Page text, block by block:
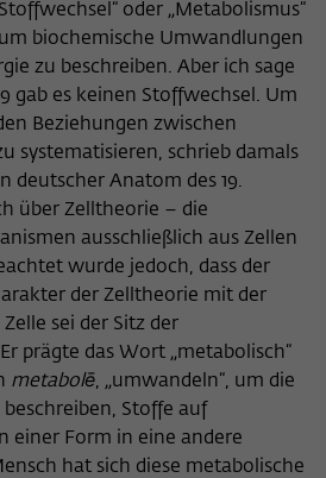
oder „Metabolismus“
biochemische Umwandlungen
zu beschreiben. Aber ich sage
gab es keinen Stoffwechsel. Um
Beziehungen zwischen
systematisieren, schrieb damals
deutscher Anatom des 19.
über Zelltheorie – die
ausschließlich aus Zellen
wurde jedoch, dass der
der Zelltheorie mit der
Zelle sei der Sitz der
prägte das Wort „metabolisch“
metabolē, „umwandeln“, um die
Stoffe auf
einer Form in eine andere
hat sich diese metabolische